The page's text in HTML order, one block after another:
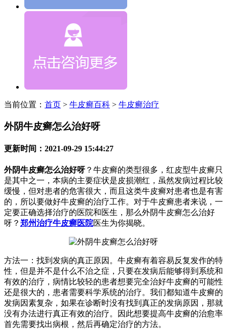
当前位置： 首页 > 牛皮癣百科 > 牛皮癣治疗
外阴牛皮癣怎么治好呀
更新时间：2021-09-29 15:44:27
外阴牛皮癣怎么治好呀 ？牛皮癣的类型很多，红皮型牛皮癣只
是其中之一，本病的主要症状是皮损潮红，虽然发病过程比较
缓慢，但对患者的危害很大，而且这类牛皮癣对患者也是有害
的，所以要做好牛皮癣的治疗工作。对于牛皮癣患者来说，一
定要正确选择治疗的医院和医生，那么外阴牛皮癣怎么治好
呀？ 郑州治疗牛皮癣医院医生为你揭晓。
方法一：找到发病的真正原因。牛皮癣有着容易反复发作的特
性，但是并不是什么不治之症，只要在发病后能够得到系统和
有效的治疗，病情比较轻的患者想要完全治好牛皮癣的可能性
还是很大的，患者需要科学系统的治疗。我们都知道牛皮癣的
发病因素复杂，如果在诊断时没有找到真正的发病原因，那就
没有办法进行真正有效的治疗。因此想要提高牛皮癣的治愈率
首先需要找出病根，然后再确定治疗的方法。